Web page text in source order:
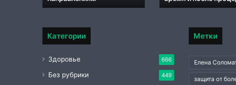
в
Категории
Здоровье 666
Без рубрики 449
Метки
Елена
защита от